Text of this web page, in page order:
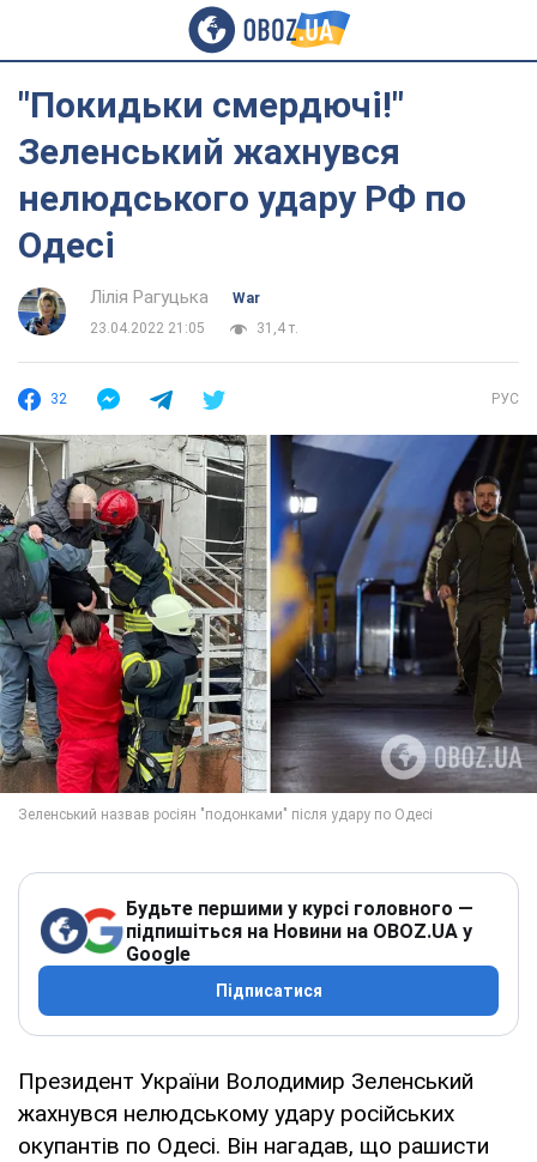
"Покидьки смердючі!"
Зеленський жахнувся
нелюдського удару РФ по
Одесі
Лілія Рагуцька
War
23.04.2022 21:05
31,4 т.
32 РУС
Будьте першими у курсі головного —
підпишіться на Новини на OBOZ.UA у
Google
Підписатися
Президент України Володимир Зеленський
жахнувся нелюдському удару російських
окупантів по Одесі. Він нагадав, що рашисти